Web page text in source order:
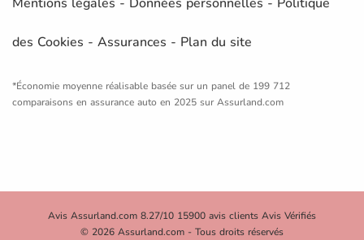
des Cookies - Assurances - Plan du site
*Économie moyenne réalisable basée sur un panel de 199 712
comparaisons en assurance auto en 2025 sur Assurland.com
Avis Assurland.com 8.27/10 15900 avis clients Avis Vérifiés
© 2026 Assurland.com - Tous droits réservés